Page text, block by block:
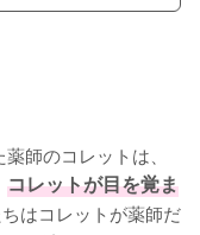
師のコレットは、
コレットが目を覚ま
はコレットが薬師だ